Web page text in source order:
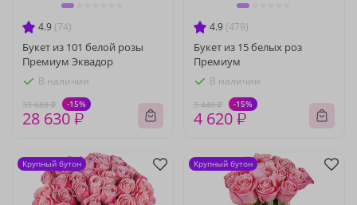
4.9 (74)
Букет из 101 белой розы
Премиум Эквадор
В наличии
33 680 ₽ -15%
28 630 ₽
4.9 (479)
Букет из 15 белых роз
Премиум
В наличии
5 440 ₽ -15%
4 620 ₽
Крупный бутон Крупный бутон